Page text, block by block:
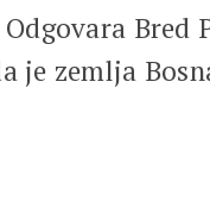
je zemlja